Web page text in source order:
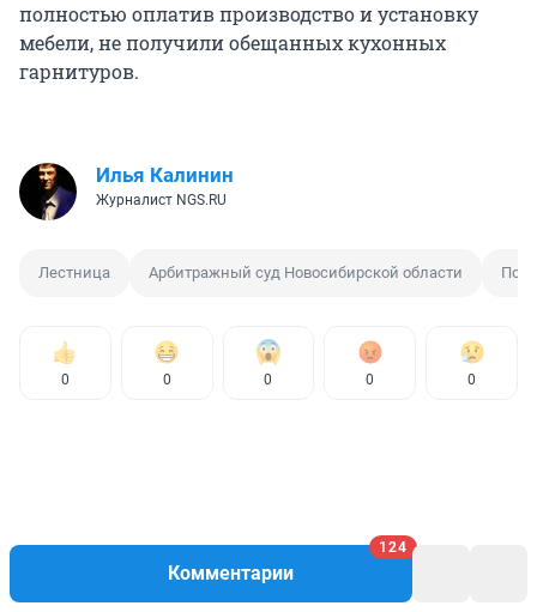
Комментарии
124
полностью оплатив производство и установку
мебели, не получили обещанных кухонных
гарнитуров.
Илья Калинин
Журналист NGS.RU
Лестница Арбитражный суд Новосибирской области
0 0 0 0 0